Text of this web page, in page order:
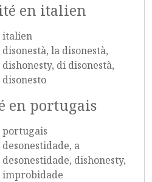
en italien
italien
disonestà, la disonestà,
dishonesty, di disonestà,
disonesto
en portugais
portugais
desonestidade, a
desonestidade, dishonesty,
improbidade